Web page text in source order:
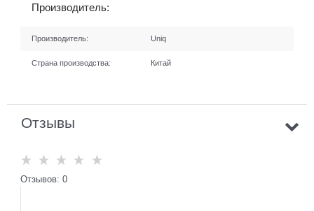
Производитель:
Производитель: Uniq
Страна производства: Китай
Отзывы
Отзывов: 0